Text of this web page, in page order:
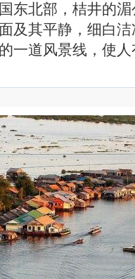
北部，桔井的湄
及其平静，细白
一道风景线，使